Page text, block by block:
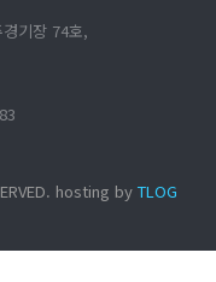
기장 74호,
hosting by TLOG